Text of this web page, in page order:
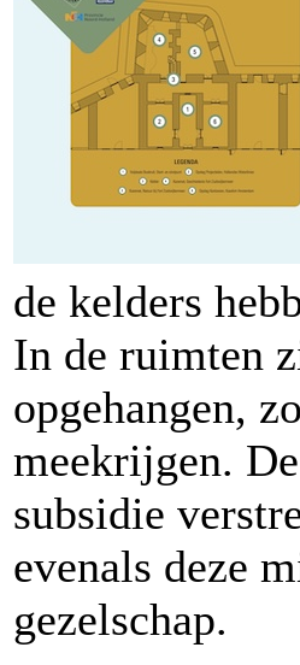
de kelders
In de ruimten
opgehangen,
meekrijgen.
subsidie
evenals deze
gezelschap.